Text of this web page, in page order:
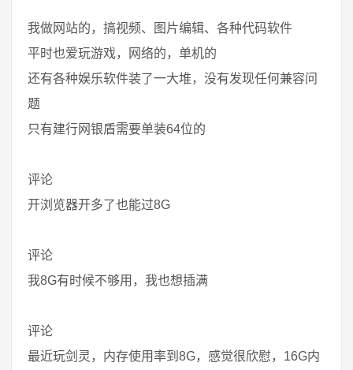
我做网站的，搞视频、图片编辑、各种代码软件
平时也爱玩游戏，网络的，单机的
还有各种娱乐软件装了一大堆，没有发现任何兼容问
题
只有建行网银盾需要单装64位的
评论
开浏览器开多了也能过8G
评论
我8G有时候不够用，我也想插满
评论
最近玩剑灵，内存使用率到8G，感觉很欣慰，16G内